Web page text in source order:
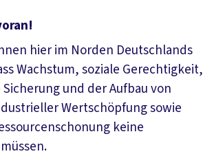
hier im Norden Deutschlands
Wachstum, soziale Gerechtigkeit,
und der Aufbau von
Wertschöpfung sowie
keine